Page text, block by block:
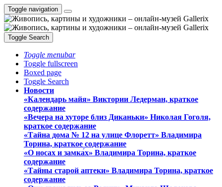
Toggle navigation
Toggle Search
Toggle menubar
Toggle fullscreen
Boxed page
Toggle Search
Новости
«Календарь майя» Виктории Ледерман, краткое
содержание
«Вечера на хуторе близ Диканьки» Николая Гоголя,
краткое содержание
«Тайна дома № 12 на улице Флоретт» Владимира
Торина, краткое содержание
«О носах и замка́х» Владимира Торина, краткое
содержание
«Тайны старой аптеки» Владимира Торина, краткое
содержание